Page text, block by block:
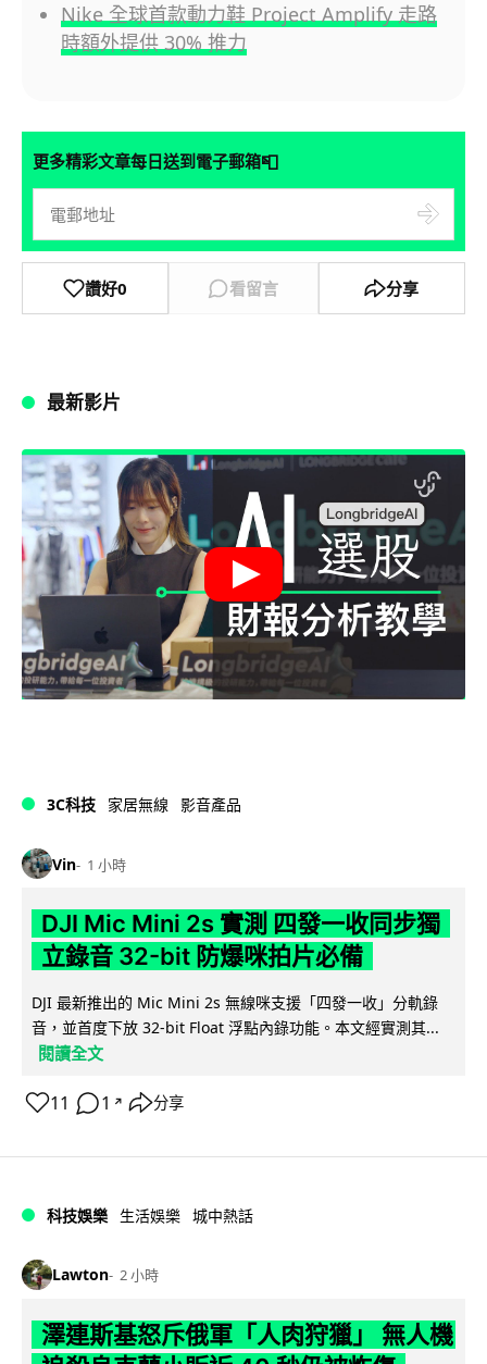
Nike 全球首款動力鞋 Project Amplify 走路
時額外提供 30% 推力
更多精彩文章每日送到電子郵箱📮
讚好0 看留言 分享
最新影片
3C科技 家居無線 影音產品
Vin 1 小時
DJI Mic Mini 2s 實測 四發一收同步獨
立錄音 32-bit 防爆咪拍片必備
DJI 最新推出的 Mic Mini 2s 無線咪支援「四發一收」分軌錄
音，並首度下放 32-bit Float 浮點內錄功能。本文經實測其...
閱讀全文
11 1 ↗ 分享
科技娛樂 生活娛樂 城中熱話
Lawton 2 小時
澤連斯基怒斥俄軍「人肉狩獵」 無人機